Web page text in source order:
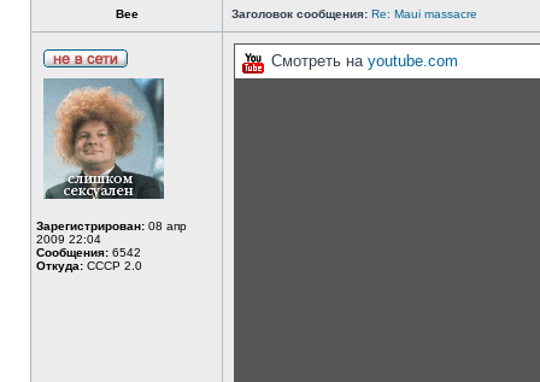
Bee Заголовок сообщения: Re: Maui massacre
Зарегистрирован: 08 апр
2009 22:04
Сообщения: 6542
Откуда: СССР 2.0
Смотреть на youtube.com